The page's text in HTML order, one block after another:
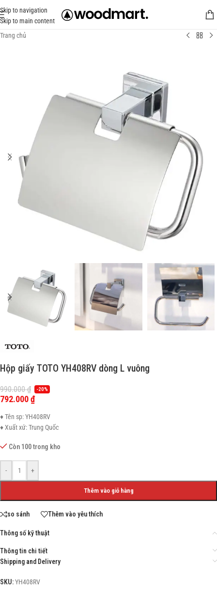
Skip to navigation
Skip to main content
Trang chủ
Hộp giấy TOTO YH408RV dòng L vuông
990.000₫ -20%
792.000₫
♦ Tên sp: YH408RV
♦ Xuất xứ: Trung Quốc
Còn 100 trong kho
- +
Thêm vào giỏ hàng
so sánh Thêm vào yêu thích
Thông số kỹ thuật
Thông tin chi tiết
Shipping and Delivery
SKU:YH408RV